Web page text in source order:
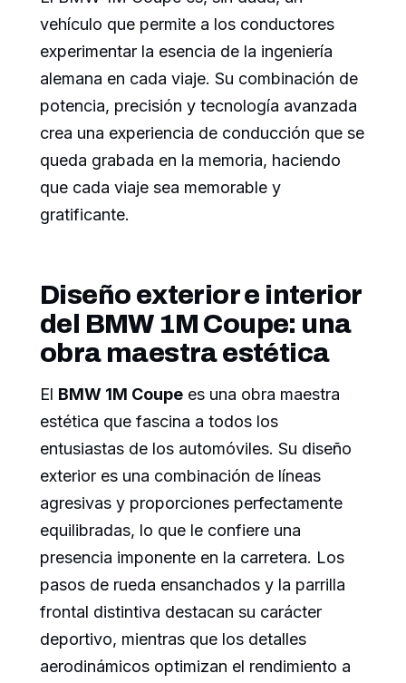
vehículo que permite a los conductores
experimentar la esencia de la ingeniería
alemana en cada viaje. Su combinación de
potencia, precisión y tecnología avanzada
crea una experiencia de conducción que se
queda grabada en la memoria, haciendo
que cada viaje sea memorable y
gratificante.
Diseño exterior e interior
del BMW 1M Coupe: una
obra maestra estética
El BMW 1M Coupe es una obra maestra
estética que fascina a todos los
entusiastas de los automóviles. Su diseño
exterior es una combinación de líneas
agresivas y proporciones perfectamente
equilibradas, lo que le confiere una
presencia imponente en la carretera. Los
pasos de rueda ensanchados y la parrilla
frontal distintiva destacan su carácter
deportivo, mientras que los detalles
aerodinámicos optimizan el rendimiento a